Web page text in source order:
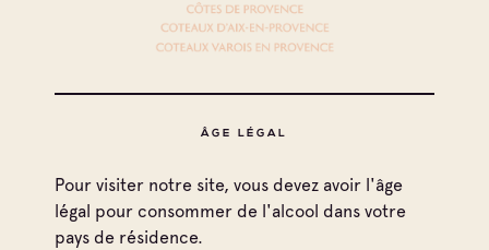
ÂGE LÉGAL
Pour visiter notre site, vous devez avoir l'âge
légal pour consommer de l'alcool dans votre
pays de résidence.
Coteaux Varois en Provence
Coteaux Varois en Provence
Cave particulière
Château Lafoux